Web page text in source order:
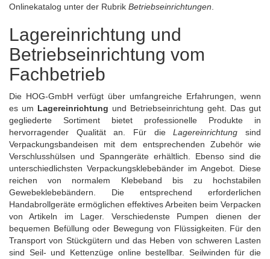
Onlinekatalog unter der Rubrik Betriebseinrichtungen
Lagereinrichtung und
Betriebseinrichtung vom
Fachbetrieb
Die HOG-GmbH verfügt über umfangreiche Erfahrungen, wenn
es um Lagereinrichtung und Betriebseinrichtung geht. Das gut
gegliederte Sortiment bietet professionelle Produkte in
hervorragender Qualität an. Für dieLagereinrichtung sind
Verpackungsbandeisen mit dem entsprechenden Zubehör wie
Verschlusshülsen und Spanngeräte erhältlich. Ebenso sind die
unterschiedlichsten Verpackungsklebebänder im Angebot. Diese
reichen von normalem Klebeband bis zu hochstabilen
Gewebeklebebändern . Die entsprechend erforderlichen
Handabrollgeräte ermöglichen effektives Arbeiten beim Verpacken
von Artikeln im Lager. Verschiedenste Pumpen dienen der
bequemen Befüllung oder Bewegung von Flüssigkeiten. Für den
Transport von Stückgütern und das Heben von schweren Lasten
sind Seil- und Kettenzüge online bestellbar. Seilwinden für die